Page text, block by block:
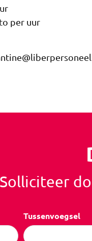
per uur
Solliciteer
Tussenvoegsel